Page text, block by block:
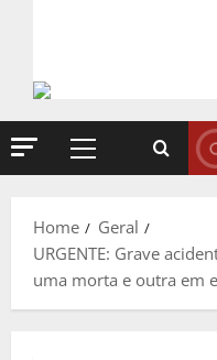
Primary
Home
Geral
URGENTE: Grave
uma morta e outra em